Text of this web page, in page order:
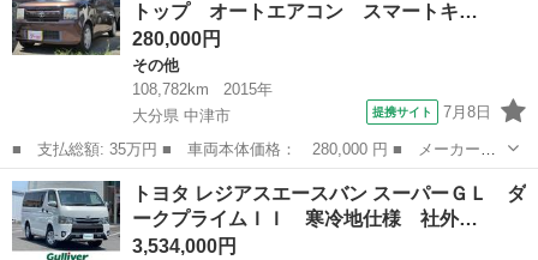
Ｄ フルセ...
トップ オートエアコン スマートキ…
280,000円
その他
108,782km
2015年
大分県 中津市
提携サイト 7月8日
■ 支払総額: 35万円 ■ 車両本体価格： 280,000 円 ■ メーカー
名： トヨタ ■ 車種名： ピクシススペース ■ グレード名：
Ｘ アイドリングストップ オートエアコン スマートキー ＣＤ
エコアイドル ベン...
大分 中津市 その他
トヨタ レジアスエースバン スーパーＧＬ ダ
ークプライムＩＩ 寒冷地仕様 社外…
3,534,000円